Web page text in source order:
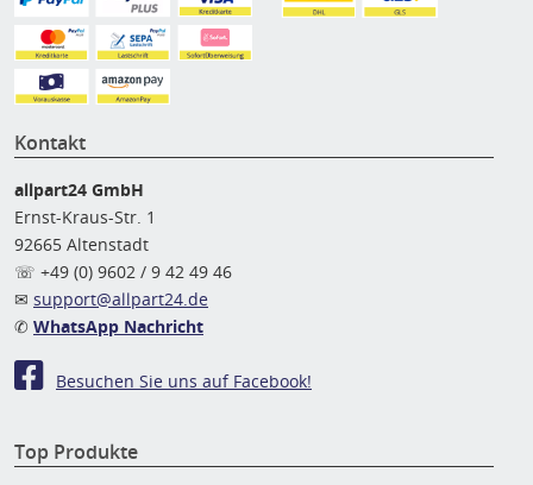
Kontakt
allpart24 GmbH
Ernst-Kraus-Str. 1
92665 Altenstadt
☏ +49 (0) 9602 / 9 42 49 46
✉ support@allpart24.de
✆ WhatsApp Nachricht
Besuchen Sie uns auf Facebook!
Top Produkte